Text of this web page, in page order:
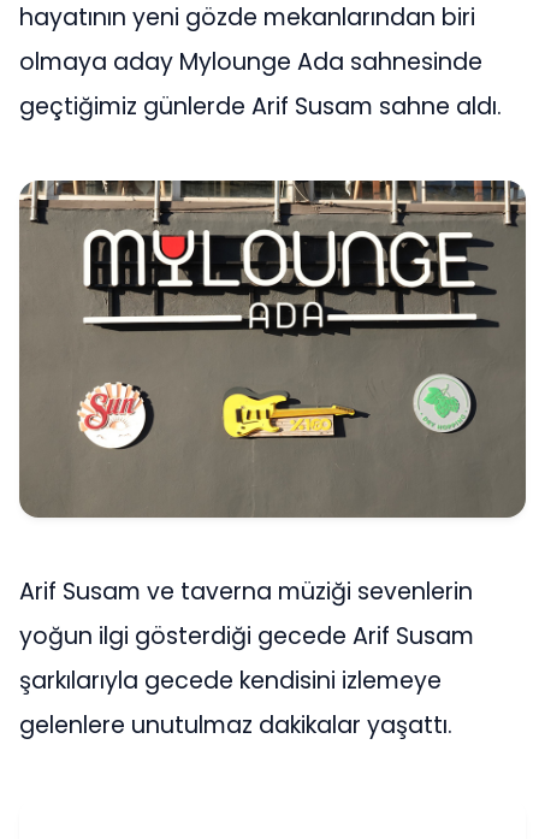
hayatının yeni gözde mekanlarından biri
olmaya aday Mylounge Ada sahnesinde
geçtiğimiz günlerde Arif Susam sahne aldı.
Arif Susam ve taverna müziği sevenlerin
yoğun ilgi gösterdiği gecede Arif Susam
şarkılarıyla gecede kendisini izlemeye
gelenlere unutulmaz dakikalar yaşattı.